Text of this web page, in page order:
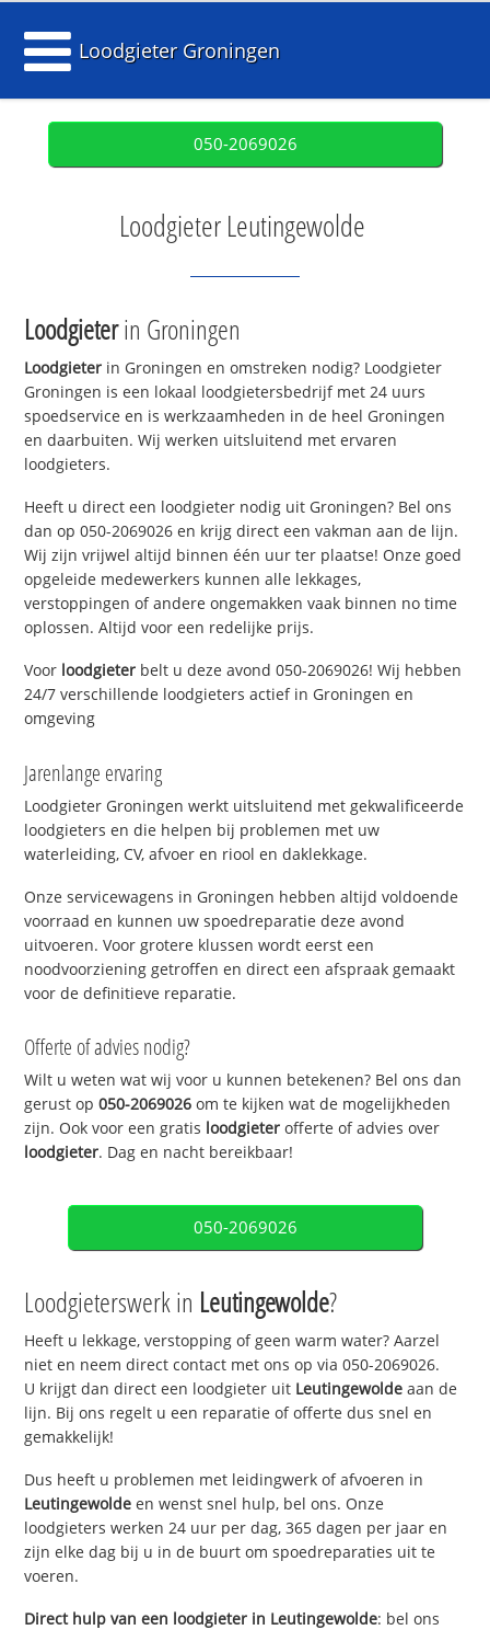
Loodgieter Groningen
050-2069026
Loodgieter Leutingewolde
Loodgieterin Groningen
Loodgieter in Groningen en omstreken nodig? Loodgieter
Groningen is een lokaal loodgietersbedrijf met 24 uurs
spoedservice en is werkzaamheden in de heel Groningen
en daarbuiten. Wij werken uitsluitend met ervaren
loodgieters.
Heeft u direct een loodgieter nodig uit Groningen? Bel ons
dan op 050-2069026 en krijg direct een vakman aan de lijn.
Wij zijn vrijwel altijd binnen één uur ter plaatse! Onze goed
opgeleide medewerkers kunnen alle lekkages,
verstoppingen of andere ongemakken vaak binnen no time
oplossen. Altijd voor een redelijke prijs.
Voor loodgieter belt u deze avond 050-2069026! Wij hebben
24/7 verschillende loodgieters actief in Groningen en
omgeving
Jarenlange ervaring
Loodgieter Groningen werkt uitsluitend met gekwalificeerde
loodgieters en die helpen bij problemen met uw
waterleiding, CV, afvoer en riool en daklekkage.
Onze servicewagens in Groningen hebben altijd voldoende
voorraad en kunnen uw spoedreparatie deze avond
uitvoeren. Voor grotere klussen wordt eerst een
noodvoorziening getroffen en direct een afspraak gemaakt
voor de definitieve reparatie.
Offerte of advies nodig?
Wilt u weten wat wij voor u kunnen betekenen? Bel ons dan
gerust op050-2069026 om te kijken wat de mogelijkheden
zijn. Ook voor een gratis loodgieter offerte of advies over
loodgieter. Dag en nacht bereikbaar!
050-2069026
Loodgieterswerk in Leutingewolde?
Heeft u lekkage, verstopping of geen warm water? Aarzel
niet en neem direct contact met ons op via 050-2069026.
U krijgt dan direct een loodgieter uit Leutingewolde aan de
lijn. Bij ons regelt u een reparatie of offerte dus snel en
gemakkelijk!
Dus heeft u problemen met leidingwerk of afvoeren in
Leutingewolde en wenst snel hulp, bel ons. Onze
loodgieters werken 24 uur per dag, 365 dagen per jaar en
zijn elke dag bij u in de buurt om spoedreparaties uit te
voeren.
Direct hulp van een loodgieter in Leutingewolde: bel ons